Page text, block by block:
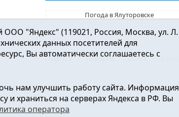
Погода в Ялуторовске
Главная Новости О нас
в сфере связи, информационных технологий и
"Яндекс" (119021, Россия, Москва, ул. Л.
данных посетителей для
Вы автоматически соглашаетесь с
нам улучшить работу сайта. Информация
и храниться на серверах Яндекса в РФ. Вы
оператора